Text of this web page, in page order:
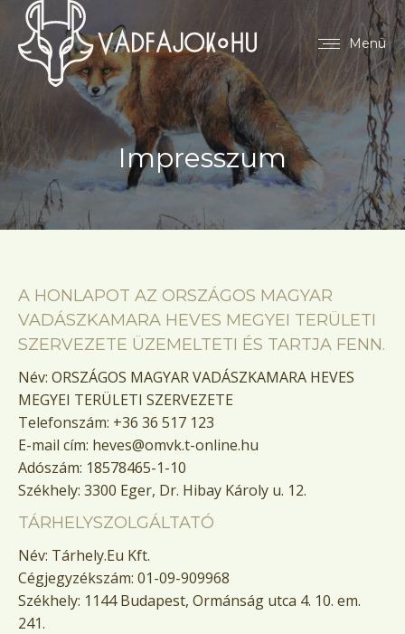
Menü
Impresszum
A HONLAPOT AZ ORSZÁGOS MAGYAR
VADÁSZKAMARA HEVES MEGYEI TERÜLETI
SZERVEZETE ÜZEMELTETI ÉS TARTJA FENN.
Név: ORSZÁGOS MAGYAR VADÁSZKAMARA HEVES
MEGYEI TERÜLETI SZERVEZETE
Telefonszám: +36 36 517 123
E-mail cím: heves@omvk.t-online.hu
Adószám: 18578465-1-10
Székhely: 3300 Eger, Dr. Hibay Károly u. 12.
TÁRHELYSZOLGÁLTATÓ
Név: Tárhely.Eu Kft.
Cégjegyzékszám: 01-09-909968
Székhely: 1144 Budapest, Ormánság utca 4. 10. em.
241.